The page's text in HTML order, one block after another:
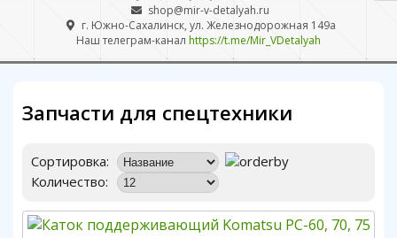
shop@mir-v-detalyah.ru
г. Южно-Сахалинск, ул. Железнодорожная 149а
Наш телеграм-канал https://t.me/Mir_VDetalyah
Запчасти для спецтехники
Сортировка:
Количество: